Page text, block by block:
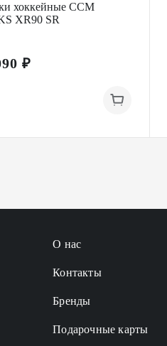
хоккейные CCM
XR90 SR
₽
О нас
Контакты
Бренды
Подарочные карты